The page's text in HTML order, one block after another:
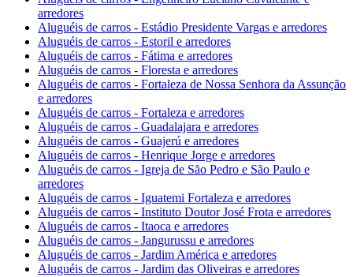
arredores
Aluguéis de carros - Estádio Presidente Vargas e arredores
Aluguéis de carros - Estoril e arredores
Aluguéis de carros - Fátima e arredores
Aluguéis de carros - Floresta e arredores
Aluguéis de carros - Fortaleza de Nossa Senhora da Assunção
e arredores
Aluguéis de carros - Fortaleza e arredores
Aluguéis de carros - Guadalajara e arredores
Aluguéis de carros - Guajerú e arredores
Aluguéis de carros - Henrique Jorge e arredores
Aluguéis de carros - Igreja de São Pedro e São Paulo e
arredores
Aluguéis de carros - Iguatemi Fortaleza e arredores
Aluguéis de carros - Instituto Doutor José Frota e arredores
Aluguéis de carros - Itaoca e arredores
Aluguéis de carros - Jangurussu e arredores
Aluguéis de carros - Jardim América e arredores
Aluguéis de carros - Jardim das Oliveiras e arredores